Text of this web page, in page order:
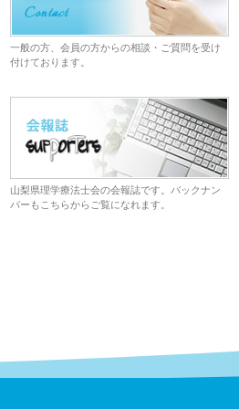
一般の方、会員の方からの相談・ご質問を受け
付けております。
山梨県理学療法士会の会報誌です。バックナン
バーもこちらからご覧になれます。